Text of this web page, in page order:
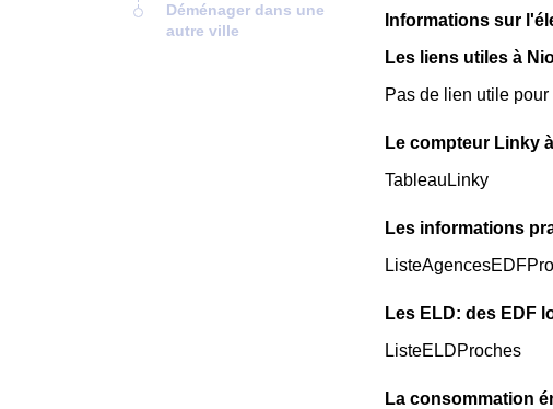
Déménager dans une
autre ville
Informations sur
Les liens utiles à
Pas de lien utile
Le compteur Linky
TableauLinky
Les informations
Les ELD: des EDF
ListeELDProches
La consommation